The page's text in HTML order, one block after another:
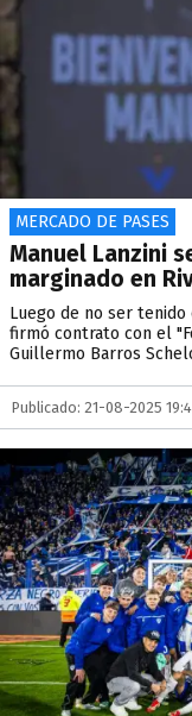
MERCADO DE PASES
Manuel Lanzini
marginado en
Luego de no ser
firmó contrato con el
Guillermo Barros
Publicado: 21-08-2025